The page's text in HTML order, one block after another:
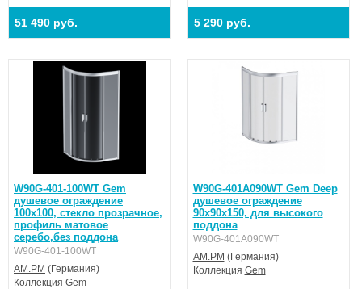
51 490 руб. 5 290 руб.
W90G-401-100WT Gem
душевое ограждение
100х100, стекло прозрачное,
профиль матовое
серебо,без поддона
W90G-401-100WT
AM.PM (Германия)
Коллекция Gem
W90G-401A090WT Gem Deep
душевое ограждение
90х90х150, для высокого
поддона
W90G-401A090WT
AM.PM (Германия)
Коллекция Gem